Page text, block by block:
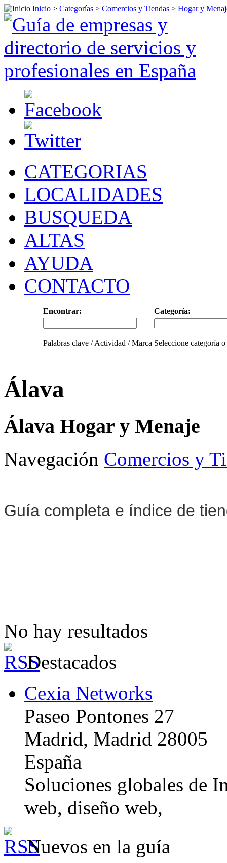
Inicio > Categorías > Comercios y Tiendas > Hogar y
CATEGORIAS
LOCALIDADES
BUSQUEDA
ALTAS
AYUDA
CONTACTO
Encontrar: Categoría:
Palabras clave / Actividad / Marca Seleccione categoría
Álava
Álava Hogar y Menaje
Navegación Comercios y
Guía completa e índice de
No hay resultados
Destacados
Cexia Networks
Paseo Pontones 27
Madrid, Madrid 28005
España
Soluciones globales de
web, diseño web,
Nuevos en la guía